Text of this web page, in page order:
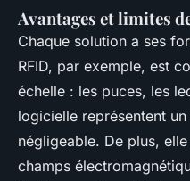
Avantages et limites
Chaque solution a ses
RFID, par exemple, est
échelle : les puces, les
logicielle représentent
négligeable. De plus,
champs